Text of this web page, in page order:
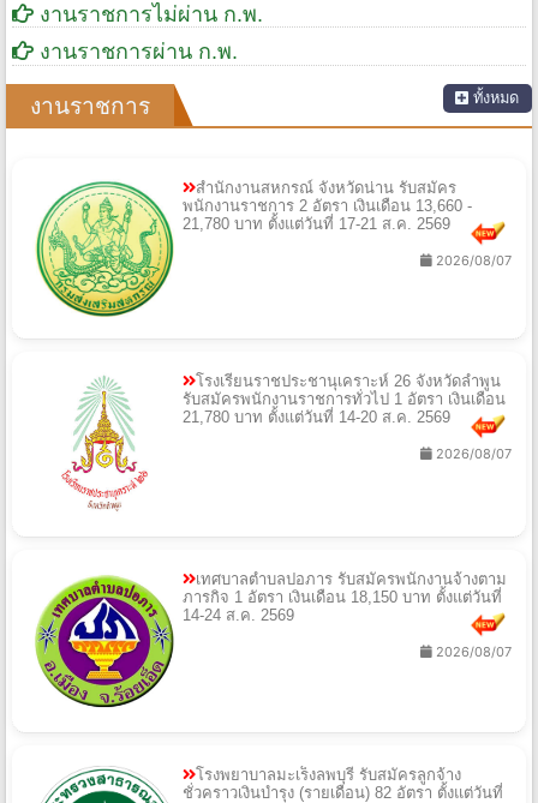
งานราชการไม่ผ่าน ก.พ.
งานราชการผ่าน ก.พ.
งานราชการ ทั้งหมด
สำนักงานสหกรณ์ จังหวัดน่าน รับสมัคร
พนักงานราชการ 2 อัตรา เงินเดือน 13,660 -
21,780 บาท ตั้งแต่วันที่ 17-21 ส.ค. 2569
2026/08/07
โรงเรียนราชประชานุเคราะห์ 26 จังหวัดลำพูน
รับสมัครพนักงานราชการทั่วไป 1 อัตรา เงินเดือน
21,780 บาท ตั้งแต่วันที่ 14-20 ส.ค. 2569
2026/08/07
เทศบาลตำบลปอภาร รับสมัครพนักงานจ้างตาม
ภารกิจ 1 อัตรา เงินเดือน 18,150 บาท ตั้งแต่วันที่
14-24 ส.ค. 2569
2026/08/07
โรงพยาบาลมะเร็งลพบุรี รับสมัครลูกจ้าง
ชั่วคราวเงินบำรุง (รายเดือน) 82 อัตรา ตั้งแต่วันที่